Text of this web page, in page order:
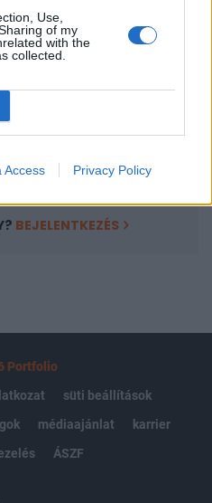
Use,
of my
with the
collected.
Access Privacy Policy
tartalmazza:
2 év napon belüli
BEJELENTKEZÉS
Portfolio
süti beállítások
médiaajánlat
karrier
ÁSZF